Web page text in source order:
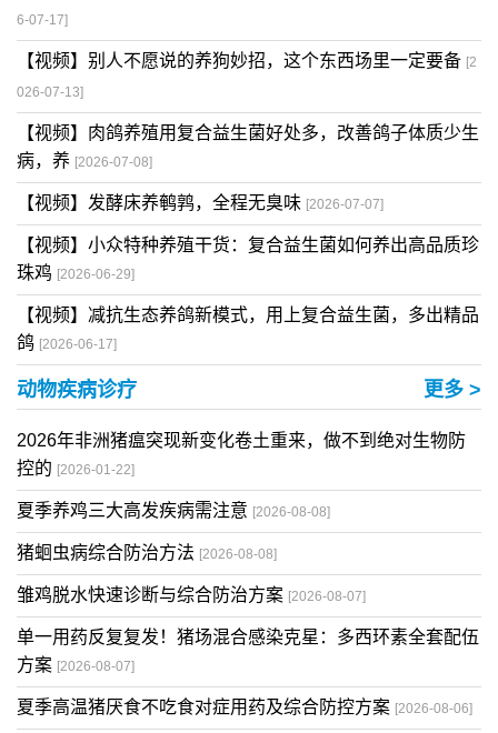
6-07-17]
【视频】别人不愿说的养狗妙招，这个东西场里一定要备 [2
026-07-13]
【视频】肉鸽养殖用复合益生菌好处多，改善鸽子体质少生
病，养 [2026-07-08]
【视频】发酵床养鹌鹑，全程无臭味 [2026-07-07]
【视频】小众特种养殖干货：复合益生菌如何养出高品质珍
珠鸡 [2026-06-29]
【视频】减抗生态养鸽新模式，用上复合益生菌，多出精品
鸽 [2026-06-17]
动物疾病诊疗 更多 >
2026年非洲猪瘟突现新变化卷土重来，做不到绝对生物防
控的 [2026-01-22]
夏季养鸡三大高发疾病需注意 [2026-08-08]
猪蛔虫病综合防治方法 [2026-08-08]
雏鸡脱水快速诊断与综合防治方案 [2026-08-07]
单一用药反复复发！猪场混合感染克星：多西环素全套配伍
方案 [2026-08-07]
夏季高温猪厌食不吃食对症用药及综合防控方案 [2026-08-06]